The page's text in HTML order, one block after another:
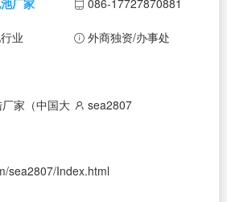
业 外商独资/办事处
厂家（中国大 sea2807
sea2807/Index.html